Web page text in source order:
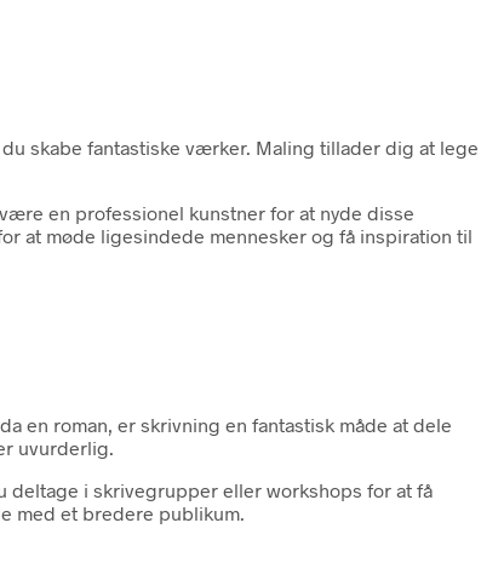
skabe fantastiske værker. Maling tillader dig at lege
en professionel kunstner for at nyde disse
at møde ligesindede mennesker og få inspiration til
en roman, er skrivning en fantastisk måde at dele
uvurderlig.
deltage i skrivegrupper eller workshops for at få
med et bredere publikum.